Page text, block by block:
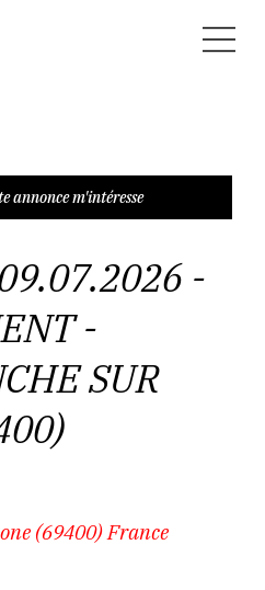
annonce m'intéresse
-
-
SUR
(69400) France